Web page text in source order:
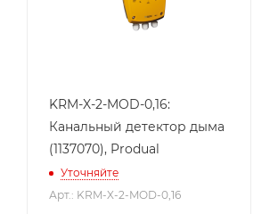
KRM-X-2-MOD-0,16:
Канальный детектор дыма
(1137070), Produal
Уточняйте
Арт.: KRM-X-2-MOD-0,16